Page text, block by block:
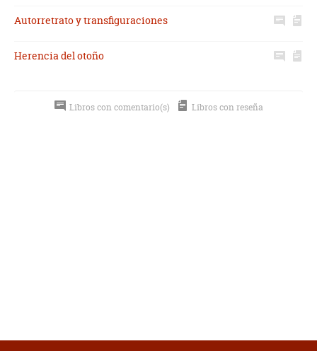
Autorretrato y transfiguraciones
Herencia del otoño
Libros con comentario(s) Libros con reseña